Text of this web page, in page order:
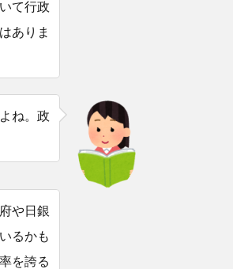
て行政
ありま
ね。政
や日銀
るかも
を誇る